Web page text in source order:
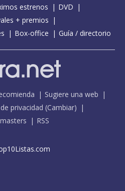
estrenos
DVD
+ premios
Box-office Guía / directorio
Sugiere una web
privacidad (Cambiar)
RSS